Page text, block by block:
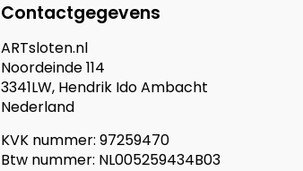
Contactgegevens
ARTsloten.nl
Noordeinde 114
3341LW, Hendrik Ido Ambacht
Nederland
KVK nummer: 97259470
Btw nummer: NL005259434B03